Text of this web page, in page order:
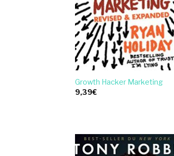
Growth Hacker Marketing
9,39€